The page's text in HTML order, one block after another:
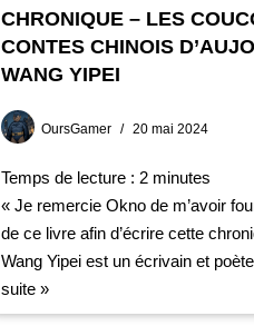
CHRONIQUE – LES
CONTES CHINOIS
WANG YIPEI
OursGamer 20 mai 2024
Temps de lecture : 2 minutes
« Je remercie Okno de m’avoir
de ce livre afin d’écrire cette
Wang Yipei est un écrivain et
suite »